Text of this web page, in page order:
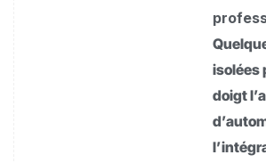
isolées
doigt